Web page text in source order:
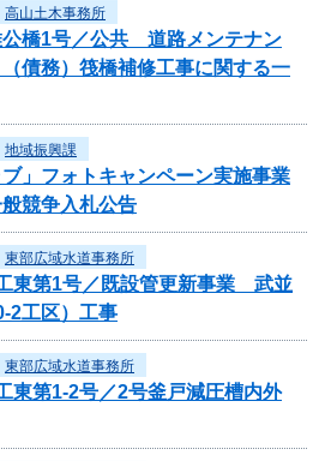
高山土木事務所
公橋1号／公共 道路メンテナン
債務）筏橋補修工事に関する一
地域振興課
ブ」フォトキャンペーン実施事業
競争入札公告
東部広域水道事務所
東第1号／既設管更新事業 武並
2工区）工事
東部広域水道事務所
東第1-2号／2号釜戸減圧槽内外